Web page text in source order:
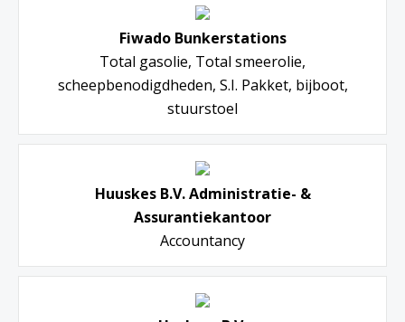
Fiwado Bunkerstations
Total gasolie, Total smeerolie,
scheepbenodigdheden, S.I. Pakket, bijboot,
stuurstoel
Huuskes B.V. Administratie- &
Assurantiekantoor
Accountancy